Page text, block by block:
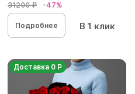
31200 ₽ -47%
Подробнее В 1 клик
Доставка 0 Р